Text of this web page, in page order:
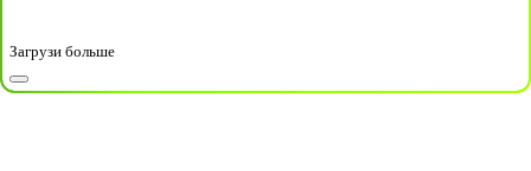
Загрузи больше